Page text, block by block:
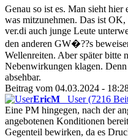
Genau so ist es. Man sieht
was mitzunehmen. Das ist
ver.di auch junge Leute
den anderen GW�??s
Wellenreiten. Aber später bitte
Nebenwirkungen klagen.
absehbar.
Beitrag vom 04.03.2024 -
EricM
User (7216
Eine PM hingegen, nach der
angebotenen Konditionen
Gegenteil bewirken, da es